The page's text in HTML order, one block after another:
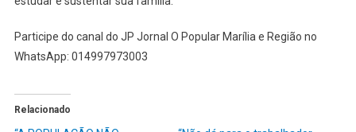
Participe do canal do JP Jornal O Popular Marília e Região no
WhatsApp: 014997973003
Relacionado